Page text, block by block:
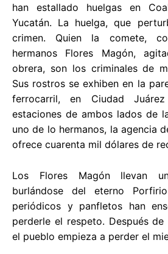
han estallado huelgas en
Yucatán. La huelga, que
crimen. Quien la comete,
hermanos Flores Magón,
obrera, son los criminales de
Sus rostros se exhiben en la
ferrocarril, en Ciudad
estaciones de ambos lados de
uno de lo hermanos, la agencia
ofrece cuarenta mil dólares de
Los Flores Magón llevan
burlándose del eterno
periódicos y panfletos han
perderle el respeto. Después
el pueblo empieza a perder el